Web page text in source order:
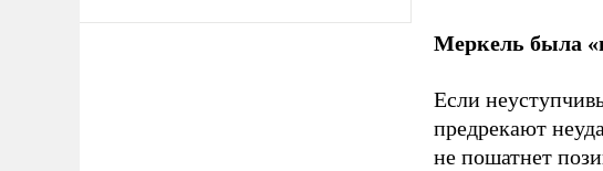
Меркель была
Если
предрекают
не пошатнет